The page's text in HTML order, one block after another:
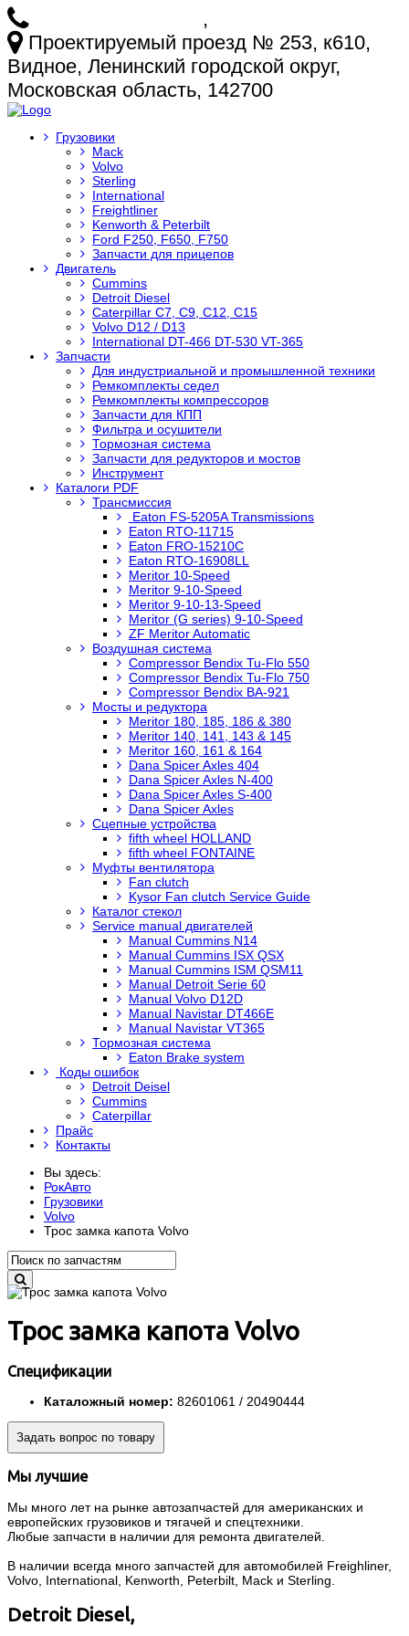
,
Проектируемый проезд № 253, к610,
Видное, Ленинский городской округ,
Московская область, 142700
Грузовики
Mack
Volvo
Sterling
International
Freightliner
Kenworth & Peterbilt
Ford F250, F650, F750
Запчасти для прицепов
Двигатель
Cummins
Detroit Diesel
Caterpillar C7, C9, C12, C15
Volvo D12 / D13
International DT-466 DT-530 VT-365
Запчасти
Для индустриальной и промышленной техники
Ремкомплекты седел
Ремкомплекты компрессоров
Запчасти для КПП
Фильтра и осушители
Тормозная система
Запчасти для редукторов и мостов
Инструмент
Каталоги PDF
Трансмиссия
Eaton FS-5205A Transmissions
Eaton RTO-11715
Eaton FRO-15210C
Eaton RTO-16908LL
Meritor 10-Speed
Meritor 9-10-Speed
Meritor 9-10-13-Speed
Meritor (G series) 9-10-Speed
ZF Meritor Automatic
Воздушная система
Compressor Bendix Tu-Flo 550
Compressor Bendix Tu-Flo 750
Compressor Bendix BA-921
Мосты и редуктора
Meritor 180, 185, 186 & 380
Meritor 140, 141, 143 & 145
Meritor 160, 161 & 164
Dana Spicer Axles 404
Dana Spicer Axles N-400
Dana Spicer Axles S-400
Dana Spicer Axles
Сцепные устройства
fifth wheel HOLLAND
fifth wheel FONTAINE
Муфты вентилятора
Fan clutch
Kysor Fan clutch Service Guide
Каталог стекол
Service manual двигателей
Manual Cummins N14
Manual Cummins ISX QSX
Manual Cummins ISM QSM11
Manual Detroit Serie 60
Manual Volvo D12D
Manual Navistar DT466E
Manual Navistar VT365
Тормозная система
Eaton Brake system
Коды ошибок
Detroit Deisel
Cummins
Caterpillar
Прайс
Контакты
Вы здесь:
РокАвто
Грузовики
Volvo
Трос замка капота Volvo
Трос замка капота Volvo
Спецификации
Каталожный номер: 82601061 / 20490444
Задать вопрос по товару
Мы лучшие
Мы много лет на рынке автозапчастей для американских и
европейских грузовиков и тягачей и спецтехники.
Любые запчасти в наличии для ремонта двигателей.
В наличии всегда много запчастей для автомобилей Freighliner,
Volvo, International, Kenworth, Peterbilt, Mack и Sterling.
Detroit Diesel,